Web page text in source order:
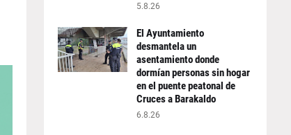
5.8.26
El Ayuntamiento
desmantela un
asentamiento donde
dormían personas sin hogar
en el puente peatonal de
Cruces a Barakaldo
6.8.26